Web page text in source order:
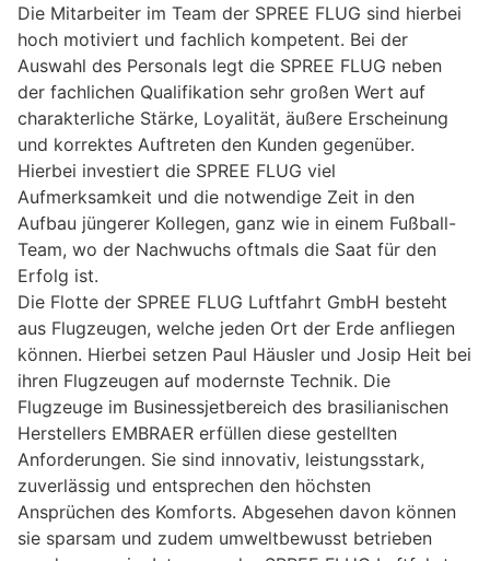
Die Mitarbeiter im Team der SPREE FLUG sind hierbei
hoch motiviert und fachlich kompetent. Bei der
Auswahl des Personals legt die SPREE FLUG neben
der fachlichen Qualifikation sehr großen Wert auf
charakterliche Stärke, Loyalität, äußere Erscheinung
und korrektes Auftreten den Kunden gegenüber.
Hierbei investiert die SPREE FLUG viel
Aufmerksamkeit und die notwendige Zeit in den
Aufbau jüngerer Kollegen, ganz wie in einem Fußball-
Team, wo der Nachwuchs oftmals die Saat für den
Erfolg ist.
Die Flotte der SPREE FLUG Luftfahrt GmbH besteht
aus Flugzeugen, welche jeden Ort der Erde anfliegen
können. Hierbei setzen Paul Häusler und Josip Heit bei
ihren Flugzeugen auf modernste Technik. Die
Flugzeuge im Businessjetbereich des brasilianischen
Herstellers EMBRAER erfüllen diese gestellten
Anforderungen. Sie sind innovativ, leistungsstark,
zuverlässig und entsprechen den höchsten
Ansprüchen des Komforts. Abgesehen davon können
sie sparsam und zudem umweltbewusst betrieben